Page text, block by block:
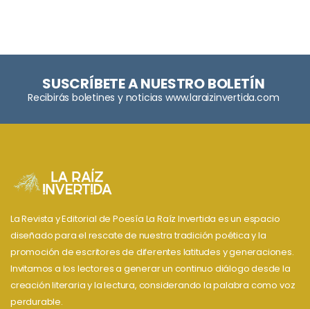
SUSCRÍBETE A NUESTRO BOLETÍN
Recibirás boletines y noticias www.laraizinvertida.com
La Revista y Editorial de Poesía La Raíz Invertida es un espacio
diseñado para el rescate de nuestra tradición poética y la
promoción de escritores de diferentes latitudes y generaciones.
Invitamos a los lectores a generar un continuo diálogo desde la
creación literaria y la lectura, considerando la palabra como voz
perdurable.